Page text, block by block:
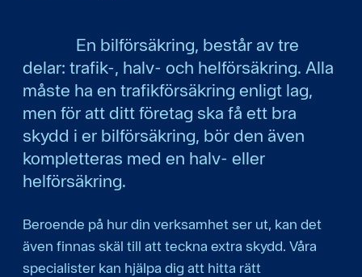
En bilförsäkring, består av tre
delar: trafik-, halv- och helförsäkring. Alla
måste ha en trafikförsäkring enligt lag,
men för att ditt företag ska få ett bra
skydd i er bilförsäkring, bör den även
kompletteras med en halv- eller
helförsäkring.
Beroende på hur din verksamhet ser ut, kan det
även finnas skäl till att teckna extra skydd. Våra
specialister kan hjälpa dig att hitta rätt